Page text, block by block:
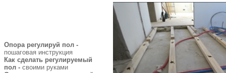
Опора регулируй пол -
пошаговая инструкция
Как сделать регулируемый
пол - своими руками